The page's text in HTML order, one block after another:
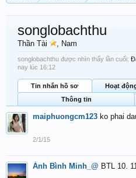
songlobachthu
Thần Tài , Nam
songlobachthu được nhìn thấy lần cuối:
nay lúc 16:12
Tin nhắn hồ sơ Hoạt
Thông tin
maiphuongcm123 ko phai
2/1/15
Ánh Bình Minh_@ BTL 10.